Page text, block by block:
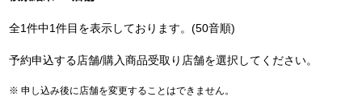
全1件中1件目を表示しております。(50音順)
予約申込する店舗/購入商品受取り店舗を選択してください。
申し込み後に店舗を変更することはできません。